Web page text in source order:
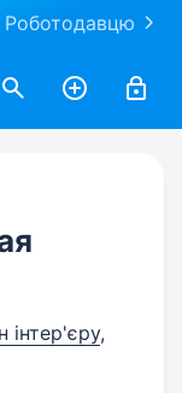
Роботодавцю
інтер'єру,